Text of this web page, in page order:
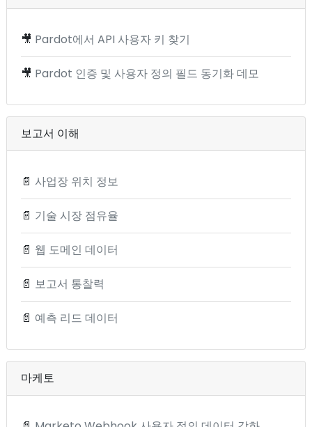
🎥 Pardot에서 API 사용자 키 찾기
🎥 Pardot 인증 및 사용자 정의 필드 동기화 데모
보고서 이해
📄 사업장 위치 정보
📄 기술 시장 점유율
📄 웹 도메인 데이터
📄 보고서 통찰력
📄 예측 리드 데이터
마케토